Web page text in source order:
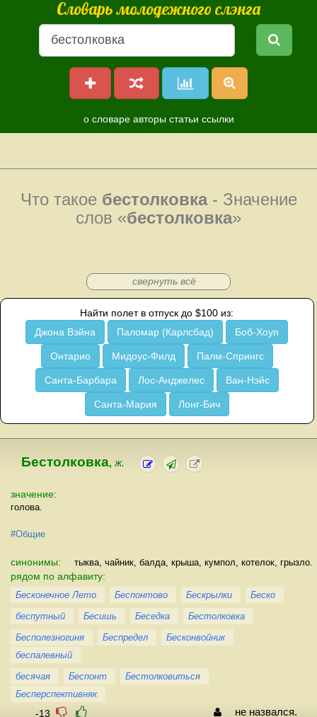
Словарь молодежного слэнга
о словаре авторы статьи ссылки
Что такое бестолковка- Значение
слов «бестолковка»
свернуть всё
Найти полет в отпуск до $100 из:
Джона Вэйна
Паломар (Карлсбад) Боб-Хоуп
Онтарио Мидоус-Филд Палм-Спрингс
Санта-Барбара Лос-Анджелес Ван-Нэйс
Санта-Мария Лонг-Бич
Бестолковка, ж.
значение:
голова.
#Общие
синонимы: тыква, чайник, балда, крыша, кумпол, котелок, грызло.
рядом по алфавиту:
Бесконечное Лето Беспонтово Бескрылки
Беско
беспутный
Бесишь Беседка
Бестолковка
Бесполезногиня
Беспредел
Бесконвойник
беспалевный
бесячая
Беспонт
Бестолковиться
Бесперспективняк
-13 не назвался.